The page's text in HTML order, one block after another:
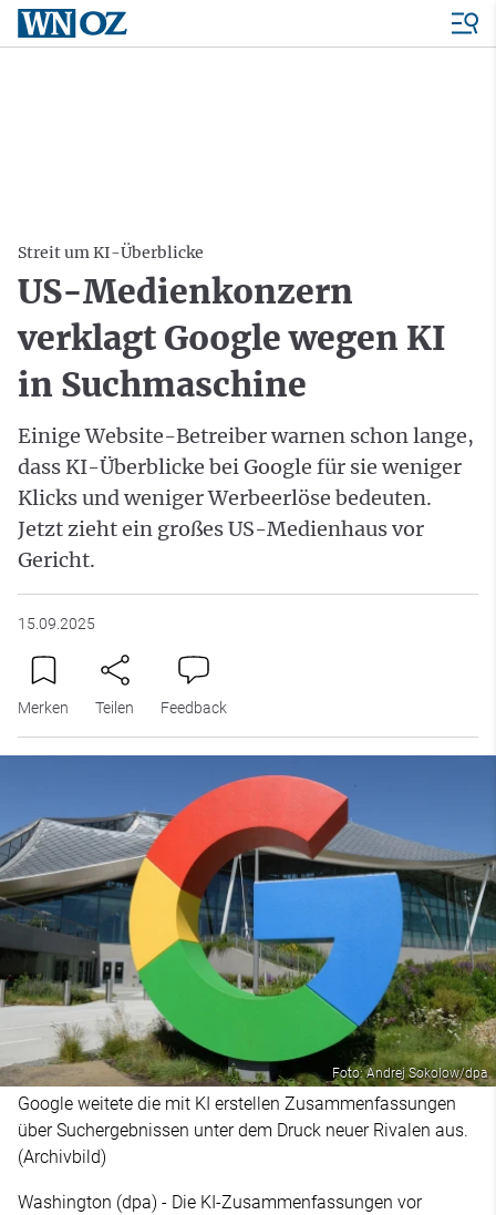
Streit um KI-Überblicke
US-Medienkonzern
verklagt Google wegen KI
in Suchmaschine
Einige Website-Betreiber warnen schon lange,
dass KI-Überblicke bei Google für sie weniger
Klicks und weniger Werbeerlöse bedeuten.
Jetzt zieht ein großes US-Medienhaus vor
Gericht.
15.09.2025
Merken Teilen Feedback
Foto: Andrej Sokolow/dpa
Google weitete die mit KI erstellen Zusammenfassungen
über Suchergebnissen unter dem Druck neuer Rivalen aus.
(Archivbild)
Washington (dpa) - Die KI-Zusammenfassungen vor